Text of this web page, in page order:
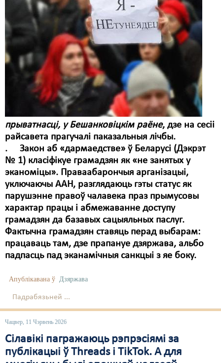
прыватнасці, у Бешанковіцкім раёне, дзе на сесіі
райсавета прагучалі паказальныя лічбы.
. Закон аб «дармаедстве» ў Беларусі (Дэкрэт
№ 1) класіфікуе грамадзян як «не занятых у
эканоміцы». Праваабарончыя арганізацыі,
уключаючы ААН, разглядаюць гэты статус як
парушэнне правоў чалавека праз прымусовы
характар працы і абмежаванне доступу
грамадзян да базавых сацыяльных паслуг.
Фактычна грамадзян ставяць перад выбарам:
працаваць там, дзе прапануе дзяржава, альбо
падпасць пад эканамічныя санкцыі з яе боку.
Апублікавана ў Дзяржава
Падрабязьней ...
Чацвер, 11 Чэрвень 2026
Сілавікі пагражаюць рэпрэсіямі за
публікацыі ў Threads і TikTok. А для
Экалёгія
Правы працоўных
Сацыяльныя правы